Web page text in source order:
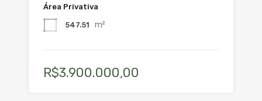
Área Privativa
547.51 m²
R$3.900.000,00